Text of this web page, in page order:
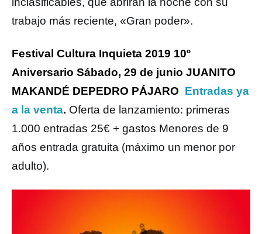
trabajo más reciente, «Gran poder».
Festival Cultura Inquieta 2019 10º
Aniversario Sábado, 29 de junio JUANITO
MAKANDÉ DEPEDRO PÁJARO Entradas ya
a la venta. Oferta de lanzamiento: primeras
1.000 entradas 25€ + gastos Menores de 9
años entrada gratuita (máximo un menor por
adulto).